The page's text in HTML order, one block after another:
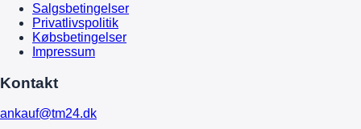
Salgsbetingelser
Privatlivspolitik
Købsbetingelser
Impressum
Kontakt
ankauf@tm24.dk